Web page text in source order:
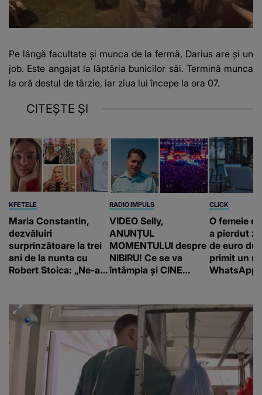
Pe lângă facultate și munca de la fermă, Darius are și un
job. Este angajat la lăptăria bunicilor săi. Termină munca
la oră destul de târzie, iar ziua lui începe la ora 07.
CITEȘTE ȘI
KFETELE
Maria Constantin,
dezvăluiri
surprinzătoare la trei
ani de la nunta cu
Robert Stoica: „Ne-a
RADIO IMPULS
VIDEO Selly,
ANUNȚUL
MOMENTULUI despre
NIBIRU! Ce se va
întâmpla și CINE
e ciudă că..."
CLICK
O femeie
a pierdut
de euro
primit un
Franța